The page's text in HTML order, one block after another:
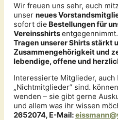
Wir freuen uns sehr, euch
unser neues
sofort die Bestellungen für
Vereinsshirtsentgegennimmt.
Tragen unserer Shirts stärkt
Zusammengehörigkeit und
lebendige, offene und
Interessierte Mitglieder, auch
„Nichtmitglieder“ sind.
wenden – sie gibt gerne
und allem was ihr wissen
2652074, E-Mail: